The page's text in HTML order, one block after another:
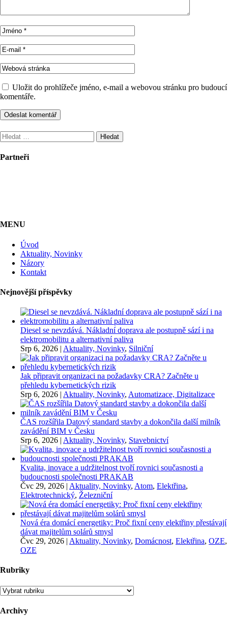
Uložit do prohlížeče jméno, e-mail a webovou stránku pro budoucí
komentáře.
Vyhledávání
Partneři
MENU
Úvod
Aktuality, Novinky
Názory
Kontakt
Nejnovější příspěvky
Diesel se nevzdává. Nákladní doprava ale postupně sází i na
elektromobilitu a alternativní paliva
Srp 6, 2026 | Aktuality, Novinky, Silniční
Jak připravit organizaci na požadavky CRA? Začněte u
přehledu kybernetických rizik
Srp 6, 2026 | Aktuality, Novinky, Automatizace, Digitalizace
ČAS rozšířila Datový standard stavby a dokončila další milník
zavádění BIM v Česku
Srp 6, 2026 | Aktuality, Novinky, Stavebnictví
Kvalita, inovace a udržitelnost tvoří rovnici současnosti a
budoucnosti společnosti PRAKAB
Čvc 29, 2026 | Aktuality, Novinky, Atom, Elektřina,
Elektrotechnický, Železniční
Nová éra domácí energetiky: Proč fixní ceny elektřiny přestávají
dávat majitelům solárů smysl
Čvc 29, 2026 | Aktuality, Novinky, Domácnost, Elektřina, OZE,
OZE
Rubriky
Rubriky
Archivy